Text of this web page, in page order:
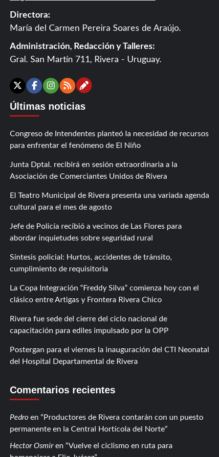
Directora:
María del Carmen Pereira Soares de Araújo.
Administración, Redacción y Talleres:
Gral. San Martín 711, Rivera - Uruguay.
X Facebook
Instagram
RSSContáctanos
Últimas noticias
Congreso de Intendentes planteó la necesidad de recursos
para enfrentar el fenómeno de El Niño
Junta Dptal. recibirá en sesión extraordinaria a la
Asociación de Comerciantes Unidos de Rivera
El Teatro Municipal de Rivera presenta una variada agenda
cultural para el mes de agosto
Jefe de Policía recibió a vecinos de Las Flores para
abordar inquietudes sobre seguridad rural
Síntesis policial: Hurtos, accidentes de tránsito,
cumplimiento de requisitoria
La Copa Integración “Freddy Silva” comienza hoy con el
clásico entre Artigas y Frontera Rivera Chico
Rivera fue sede del cierre del ciclo nacional de
capacitación para ediles impulsado por la OPP
Postergan para el viernes la inauguración del CTI Neonatal
del Hospital Departamental de Rivera
Comentarios recientes
Pedro en
Productores de Rivera contarán con un puesto
permanente en la Central Hortícola del Norte
Hector Osmiren
Vuelve el ciclismo en ruta para